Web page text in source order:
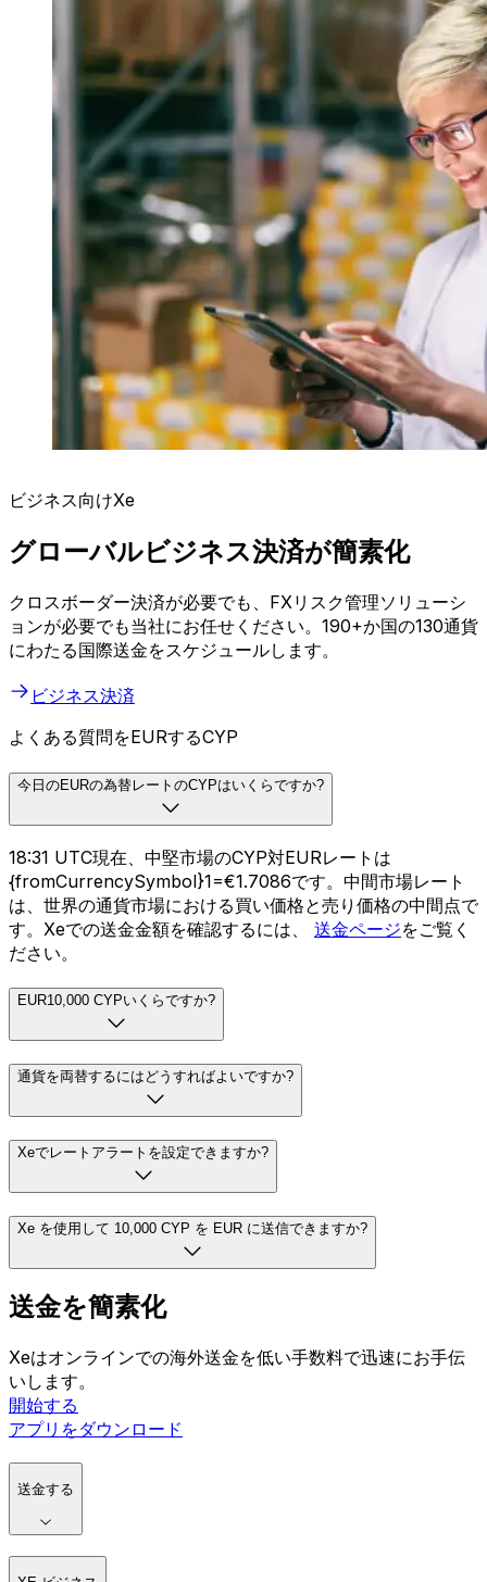
ビジネス向けXe
グローバルビジネス決済が簡素化
クロスボーダー決済が必要でも、FXリスク管理ソリューシ
にわたる国際送金をスケジュールします。
ビジネス決済
よくある質問をEURするCYP
今日のEURの為替レートのCYPはいくらですか?
18:31 UTC現在、中堅市場のCYP対EURレートは
{fromCurrencySymbol}1=€1.7086です。中間市場レート
は、世界の通貨市場における買い価格と売り価格の中間点で
す。Xeでの送金金額を確認するには、
ださい。
Xe を使用して 10,000 CYP を EUR に送信できますか?
送金を簡素化
Xeはオンラインでの海外送金を低い手数料で迅速にお手伝
開始する
アプリをダウンロード